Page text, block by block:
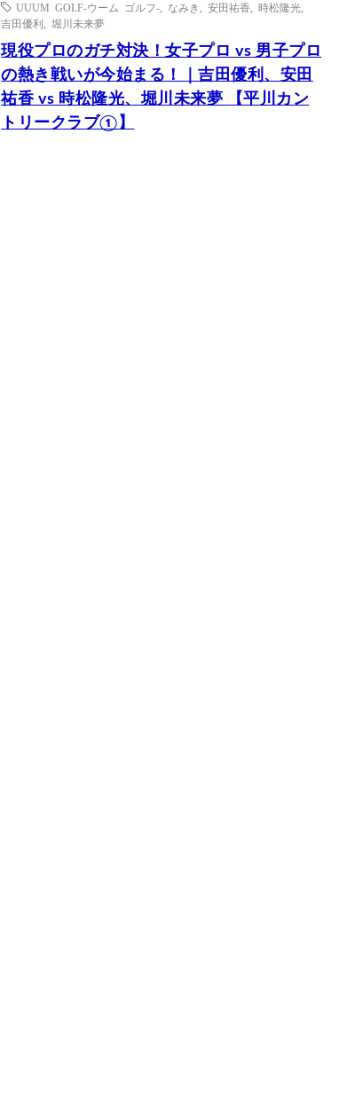
UUUM GOLF-ウーム ゴルフ-
なみき ,安田祐香 ,時松隆光
吉田優利
,堀川未来夢
現役プロのガチ対決！女子プロ vs 男子プロ
の熱き戦いが今始まる！｜吉田優利、安田
祐香 vs 時松隆光、堀川未来夢 【平川カン
トリークラブ①】